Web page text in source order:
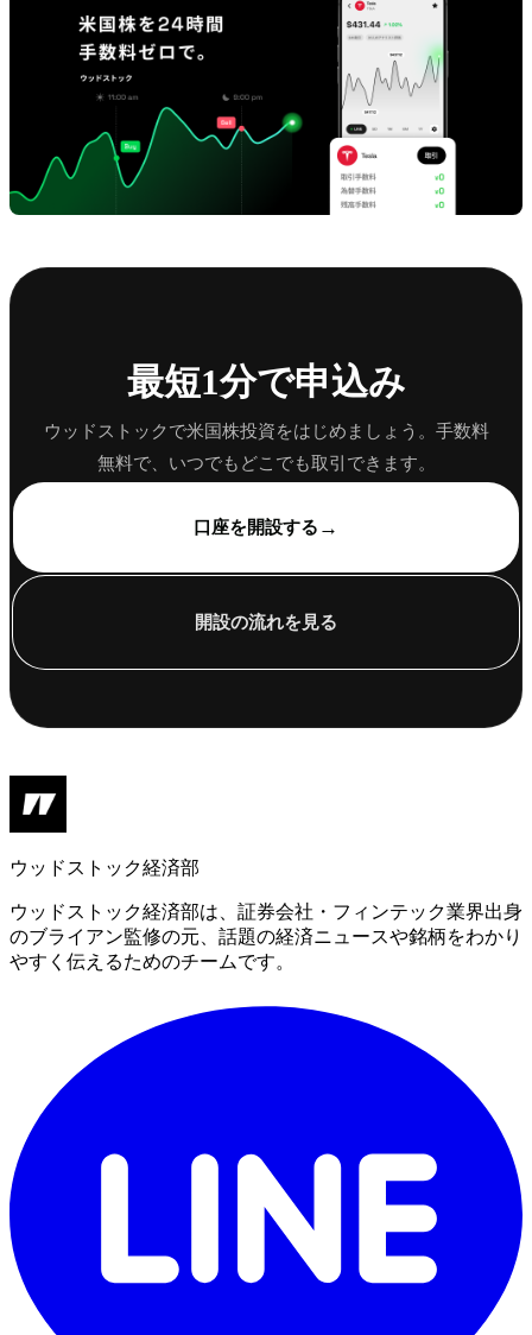
最短1分で申込み
ウッドストックで米国株投資をはじめましょう。手数料
無料で、いつでもどこでも取引できます。
口座を開設する →
開設の流れを見る
ウッドストック経済部
ウッドストック経済部は、証券会社・フィンテック業界出身
のブライアン監修の元、話題の経済ニュースや銘柄をわかり
やすく伝えるためのチームです。